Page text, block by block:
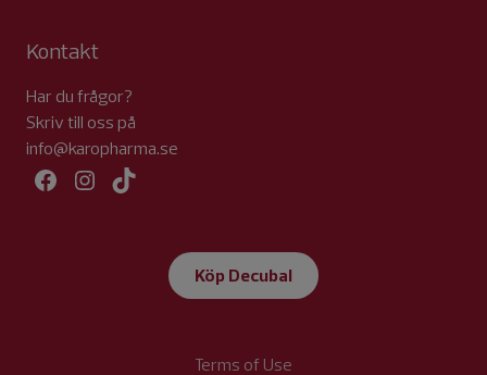
Kontakt
Har du frågor?
Skriv till oss på
info@karopharma.se
Facebook
Instagram
TikTok
Köp Decubal
Terms of Use